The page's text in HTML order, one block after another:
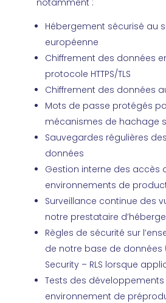
notamment :
Hébergement sécurisé au
européenne
Chiffrement des données
protocole HTTPS/TLS
Chiffrement des données
Mots de passe protégés
mécanismes de hachage
Sauvegardes régulières
données
Gestion interne des accès
environnements de
Surveillance continue des
notre prestataire
Règles de sécurité sur
de notre base de données
Security – RLS lorsque
Tests des développements
environnement de